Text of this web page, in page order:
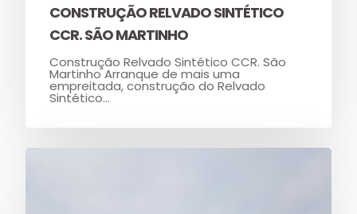
CONSTRUÇÃO RELVADO SINTÉTICO
CCR. SÃO MARTINHO
Construção Relvado Sintético CCR. São
Martinho Arranque de mais uma
empreitada, construção do Relvado
Sintético…